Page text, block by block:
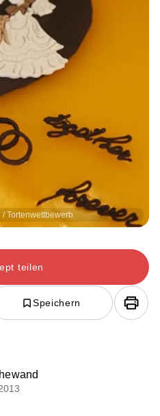
/ Tortenwettbewerb
teilen
Speichern